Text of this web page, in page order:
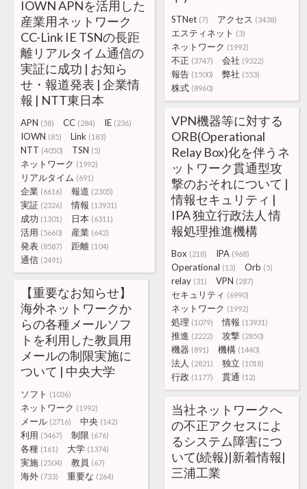
STNet (7) アクセス (3438)
エスティネット (3)
ネットワーク (1992)
不正 (3747) 会社 (9322)
報告 (1500) 弊社 (553)
株式 (8960)
IOWN APNを活用した
産業用ネットワーク
CC-Link IE TSNの長距
離リアルタイム通信の
実証に成功 | お知ら
せ・報道発表 | 企業情
報 | NTT東日本
APN (58) CC (284) IE (236)
IOWN (85) Link (183)
NTT (4050) TSN (5)
ネットワーク (1992)
リアルタイム (691)
企業 (6616) 報道 (2305)
実証 (2326) 情報 (13931)
成功 (1301) 日本 (6311)
活用 (5660) 産業 (642)
発表 (8587) 距離 (104)
通信 (2491)
VPN機器等に対する
ORB(Operational
Relay Box)化を伴うネ
ットワーク貫通型攻
撃のおそれについて |
情報セキュリティ |
IPA 独立行政法人 情
報処理推進機構
Box (218) IPA (968)
Operational (13) Orb (5)
relay (31) VPN (287)
セキュリティ (6990)
ネットワーク (1992)
処理 (1079) 情報 (13931)
推進 (2222) 攻撃 (2850)
機器 (891) 機構 (1440)
法人 (2821) 独立 (1018)
行政 (1177) 貫通 (12)
【重要なお知らせ】
海外ネットワークか
らの各種メールソフ
トを利用した教員用
メールの制限実施に
ついて | 中央大学
ソフト (1036)
ネットワーク (1992)
メール (2716) 中央 (142)
利用 (5467) 制限 (676)
各種 (161) 大学 (1374)
実施 (2504) 教員 (67)
海外 (733) 重要な (264)
当社ネットワークへ
の不正アクセスによ
るシステム障害につ
いて(続報)|新着情報|
三浦工業